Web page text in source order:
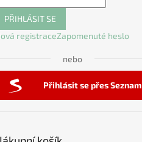
PŘIHLÁSIT SE
registraceZapomenuté heslo
nebo
Přihlásit se přes Seznam